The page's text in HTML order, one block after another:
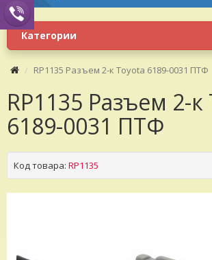
Категории
RP1135 Разъем 2-к Toyota 6189-0031 ПТФ
RP1135 Разъем 2-к
6189-0031 ПТФ
Код товара: RP1135